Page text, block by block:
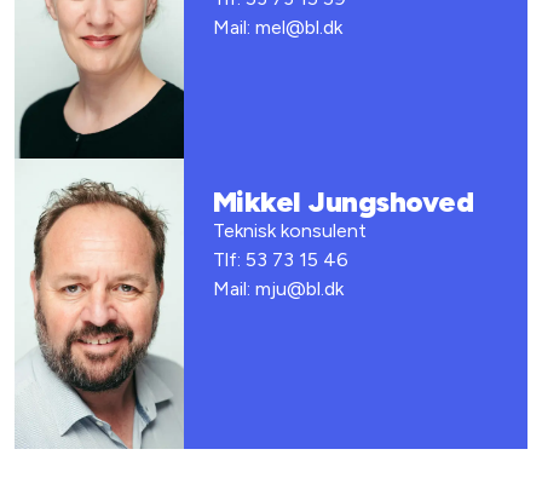
Mail: mel@bl.dk
Mikkel Jungshoved
Teknisk konsulent
Tlf: 53 73 15 46
Mail: mju@bl.dk